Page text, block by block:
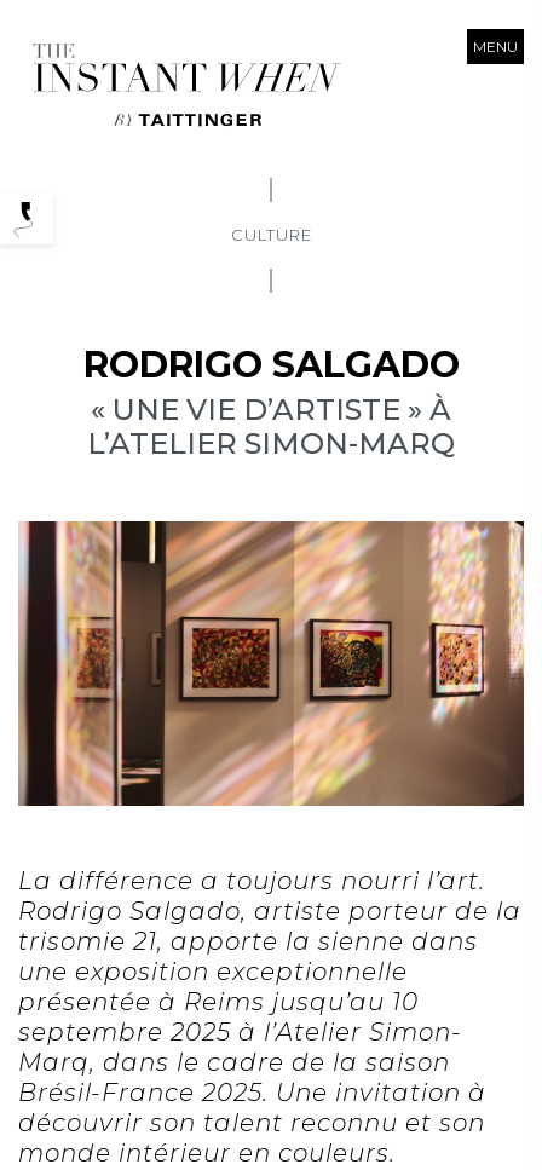
MENU
CULTURE
RODRIGO SALGADO
« UNE VIE D’ARTISTE » À
L’ATELIER SIMON-MARQ
La différence a toujours nourri l’art.
Rodrigo Salgado, artiste porteur de la
trisomie 21, apporte la sienne dans
une exposition exceptionnelle
présentée à Reims jusqu’au 10
septembre 2025 à l’Atelier Simon-
Marq, dans le cadre de la saison
Brésil-France 2025. Une invitation à
découvrir son talent reconnu et son
monde intérieur en couleurs.